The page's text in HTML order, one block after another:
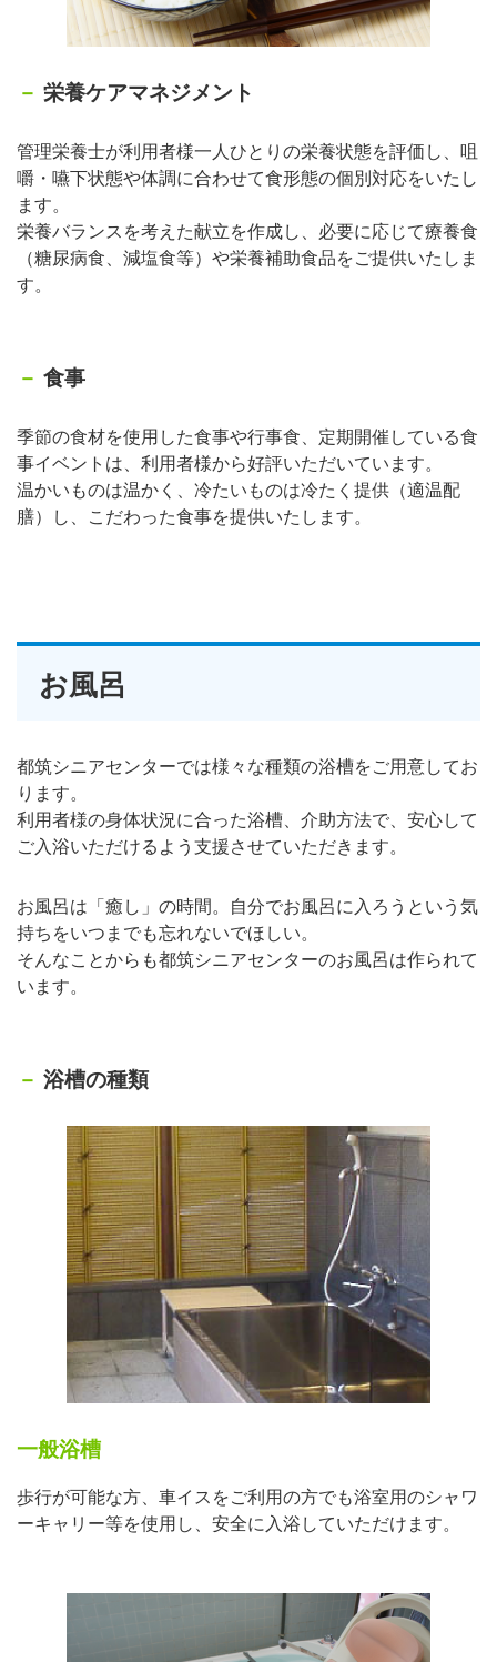
栄養ケアマネジメント
管理栄養士が利用者様一人ひとりの栄養状態を評価し、咀
嚼・嚥下状態や体調に合わせて食形態の個別対応をいたし
ます。
栄養バランスを考えた献立を作成し、必要に応じて療養食
（糖尿病食、減塩食等）や栄養補助食品をご提供いたしま
す。
食事
季節の食材を使用した食事や行事食、定期開催している食
事イベントは、利用者様から好評いただいています。
温かいものは温かく、冷たいものは冷たく提供（適温配
膳）し、こだわった食事を提供いたします。
お風呂
都筑シニアセンターでは様々な種類の浴槽をご用意してお
ります。
利用者様の身体状況に合った浴槽、介助方法で、安心して
ご入浴いただけるよう支援させていただきます。
お風呂は「癒し」の時間。自分でお風呂に入ろうという気
持ちをいつまでも忘れないでほしい。
そんなことからも都筑シニアセンターのお風呂は作られて
います。
浴槽の種類
一般浴槽
歩行が可能な方、車イスをご利用の方でも浴室用のシャワ
ーキャリー等を使用し、安全に入浴していただけます。